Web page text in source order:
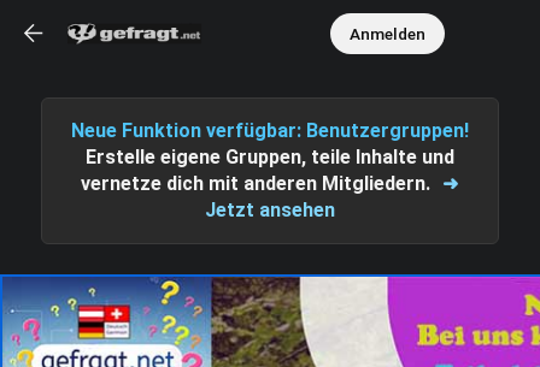
Neue Funktion verfügbar: Benutzergruppen!
Erstelle eigene Gruppen, teile Inhalte und
vernetze dich mit anderen Mitgliedern. ➜
Jetzt ansehen
Anmelden